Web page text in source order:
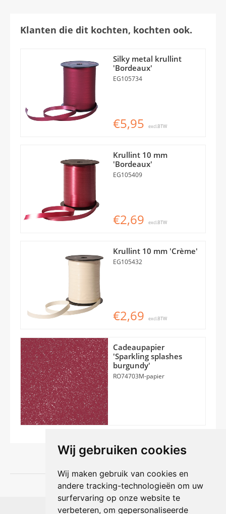
Wij gebruiken cookies
Wij maken gebruik van cookies en
andere tracking-technologieën om uw
surfervaring op onze website te
verbeteren, om gepersonaliseerde
Klanten die dit kochten, kochten ook.
Silky metal krullint
'Bordeaux'
EG105734
€5,95 excl.BTW
Krullint 10 mm
'Bordeaux'
EG105409
€2,69 excl.BTW
Krullint 10 mm 'Crème'
EG105432
€2,69 excl.BTW
Cadeaupapier
'Sparkling splashes
burgundy'
RO74703M-papier
Shophouse online